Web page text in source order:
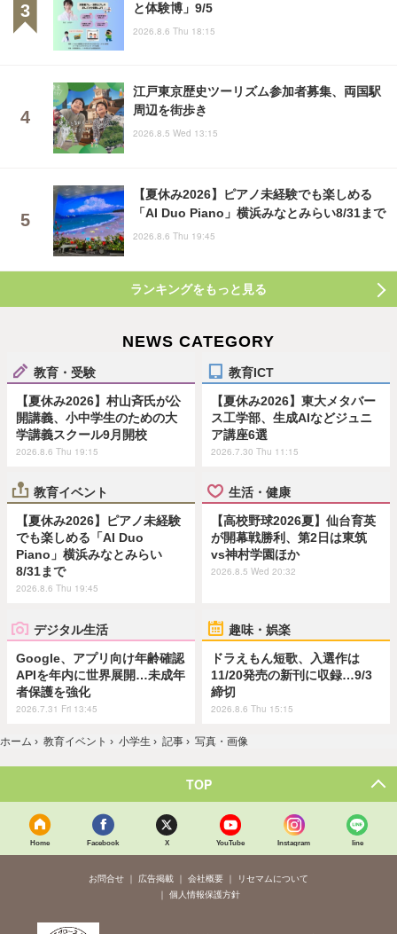
と体験博」9/5
2026.8.6 Thu 18:15
江戸東京歴史ツーリズム参加者募集、両国駅
周辺を街歩き
2026.8.5 Wed 13:15
【夏休み2026】ピアノ未経験でも楽しめる
「AI Duo Piano」横浜みなとみらい8/31まで
2026.8.6 Thu 19:45
ランキングをもっと見る
NEWS CATEGORY
教育・受験
【夏休み2026】村山斉氏が公
開講義、小中学生のための大
学講義スクール9月開校
2026.8.6 Thu 19:15
教育ICT
【夏休み2026】東大メタバー
ス工学部、生成AIなどジュニ
ア講座6選
2026.7.30 Thu 11:15
教育イベント
【夏休み2026】ピアノ未経験
でも楽しめる「AI Duo
Piano」横浜みなとみらい
8/31まで
2026.8.6 Thu 19:45
生活・健康
【高校野球2026夏】仙台育英
が開幕戦勝利、第2日は東筑
vs神村学園ほか
2026.8.5 Wed 20:32
デジタル生活
Google、アプリ向け年齢確認
APIを年内に世界展開…未成年
者保護を強化
2026.7.31 Fri 13:45
趣味・娯楽
ドラえもん短歌、入選作は
11/20発売の新刊に収録…9/3
締切
2026.8.6 Thu 15:15
ホーム › 教育イベント › 小学生 › 記事 › 写真・画像
TOP
Home Facebook X YouTube Instagram line
お問合せ 広告掲載 会社概要
リセマムについて
個人情報保護方針